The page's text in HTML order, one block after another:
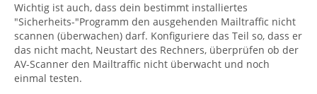
Wichtig ist auch, dass dein bestimmt installiertes
"Sicherheits-"Programm den ausgehenden Mailtraffic nicht
scannen (überwachen) darf. Konfiguriere das Teil so, dass er
das nicht macht, Neustart des Rechners, überprüfen ob der
AV-Scanner den Mailtraffic nicht überwacht und noch
einmal testen.